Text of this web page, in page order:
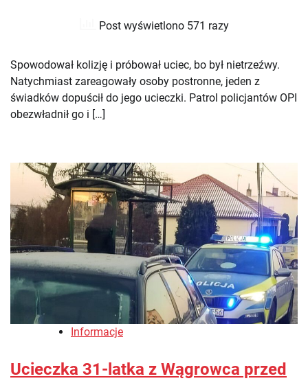
Post wyświetlono 571 razy
Spowodował kolizję i próbował uciec, bo był nietrzeźwy.
Natychmiast zareagowały osoby postronne, jeden z
świadków dopuścił do jego ucieczki. Patrol policjantów OPI
obezwładnił go i […]
Informacje
Ucieczka 31-latka z Wągrowca przed